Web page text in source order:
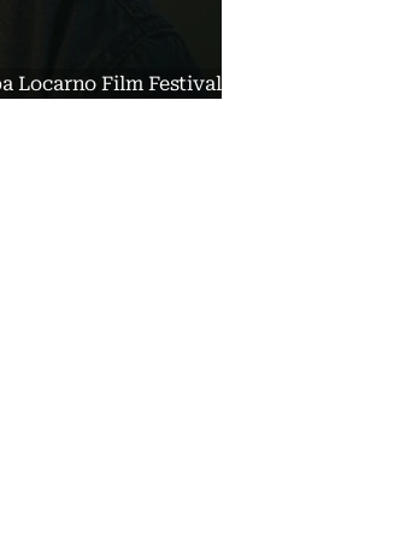
Locarno Film Festival